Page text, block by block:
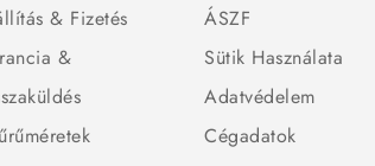
& Fizetés
&
ÁSZF
Sütik Használata
Adatvédelem
Cégadatok